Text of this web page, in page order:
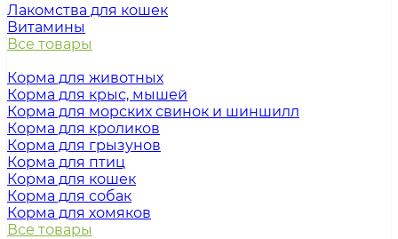
Лакомства для кошек
Витамины
Все товары
Корма для животных
Корма для крыс, мышей
Корма для морских свинок и шиншилл
Корма для кроликов
Корма для грызунов
Корма для птиц
Корма для кошек
Корма для собак
Корма для хомяков
Все товары